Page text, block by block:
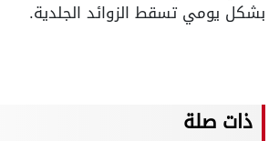
بشكل يومي تسقط الزوائد الجلدية.
ذات صلة